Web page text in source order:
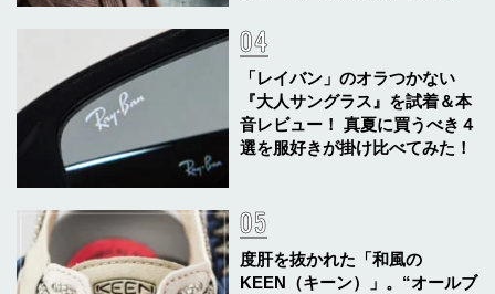
「レイバン」のオラつかない
『大人サングラス』を試着＆本
音レビュー！ 真夏に買うべき４
選を服好きが掛け比べてみた！
度肝を抜かれた「和風の
KEEN（キーン）」。“オールブ